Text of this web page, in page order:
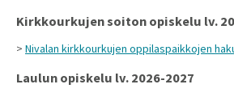
Kirkkourkujen soiton opiskelu lv.
> Nivalan kirkkourkujen oppilaspaikkojen
Laulun opiskelu lv. 2026-2027